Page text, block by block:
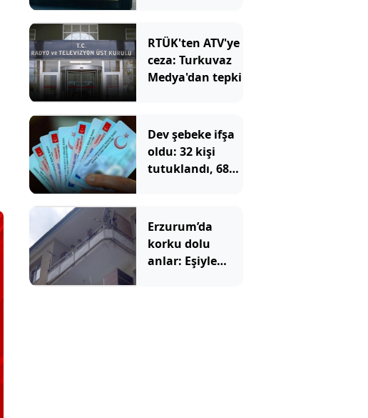
RTÜK'ten ATV'ye
ceza: Turkuvaz
Medya'dan tepki
Dev şebeke ifşa
oldu: 32 kişi
tutuklandı, 687
iptal edilecek
Erzurum’da
korku dolu
anlar: Eşiyle